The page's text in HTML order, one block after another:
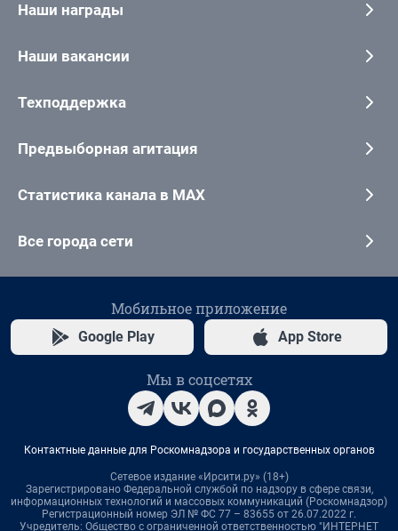
Наши награды
Наши вакансии
Техподдержка
Предвыборная агитация
Статистика канала в MAX
Все города сети
Мобильное приложение
Google Play App Store
Мы в соцсетях
Контактные данные для Роскомнадзора и государственных органов
Сетевое издание «Ирсити.ру» (18+)
Зарегистрировано Федеральной службой по надзору в сфере связи,
информационных технологий и массовых коммуникаций (Роскомнадзор)
Регистрационный номер ЭЛ № ФС 77 – 83655 от 26.07.2022 г.
Учредитель: Общество с ограниченной ответственностью "ИНТЕРНЕТ